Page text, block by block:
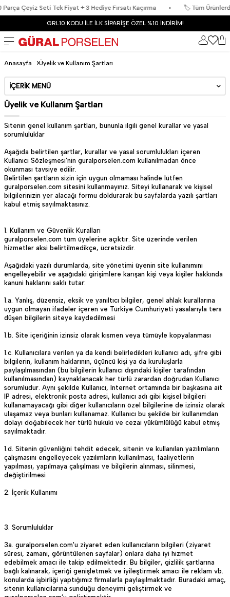
Çeyiz Seti Tek Fiyat + 3 Hediye Fırsatı Kaçırma • 🏷️ Tüm Ürünlerde
GRL10 KODU İLE İLK SİPARİŞE ÖZEL %10 İNDİRİM!
Anasayfa Üyelik ve Kullanım Şartları
İÇERIK MENÜ
Üyelik ve Kullanım Şartları
Sitenin genel kullanım şartları, bununla ilgili genel kurallar ve yasal
sorumluluklar
Aşağıda belirtilen şartlar, kurallar ve yasal sorumlulukları içeren
Kullanıcı Sözleşmesi’nin guralporselen.com kullanılmadan önce
okunması tavsiye edilir.
Belirtilen şartların sizin için uygun olmaması halinde lütfen
guralporselen.com sitesini kullanmayınız. Siteyi kullanarak ve kişisel
bilgilerinizin yer alacağı formu doldurarak bu sayfalarda yazılı şartları
kabul etmiş sayılmaktasınız.
1. Kullanım ve Güvenlik Kuralları
guralporselen.com tüm üyelerine açıktır. Site üzerinde verilen
hizmetler aksi belirtilmedikçe, ücretsizdir.
Aşağıdaki yazılı durumlarda, site yönetimi üyenin site kullanımını
engelleyebilir ve aşağıdaki girişimlere karışan kişi veya kişiler hakkında
kanuni haklarını saklı tutar:
1.a. Yanlış, düzensiz, eksik ve yanıltıcı bilgiler, genel ahlak kurallarına
uygun olmayan ifadeler içeren ve Türkiye Cumhuriyeti yasalarıyla ters
düşen bilgilerin siteye kaydedilmesi
1.b. Site içeriğinin izinsiz olarak kısmen veya tümüyle kopyalanması
1.c. Kullanıcılara verilen ya da kendi belirledikleri kullanıcı adı, şifre gibi
bilgilerin, kullanım haklarının, üçüncü kişi ya da kuruluşlarla
paylaşılmasından (bu bilgilerin kullanıcı dışındaki kişiler tarafından
kullanılmasından) kaynaklanacak her türlü zarardan doğrudan Kullanıcı
sorumludur. Aynı şekilde Kullanıcı, Internet ortamında bir başkasına ait
IP adresi, elektronik posta adresi, kullanıcı adı gibi kişisel bilgileri
kullanamayacağı gibi diğer kullanıcıların özel bilgilerine de izinsiz olarak
ulaşamaz veya bunları kullanamaz. Kullanıcı bu şekilde bir kullanımdan
dolayı doğabilecek her türlü hukuki ve cezai yükümlülüğü kabul etmiş
sayılmaktadır.
1.d. Sitenin güvenliğini tehdit edecek, sitenin ve kullanılan yazılımların
çalışmasını engelleyecek yazılımların kullanılması, faaliyetlerin
yapılması, yapılmaya çalışılması ve bilgilerin alınması, silinmesi,
değiştirilmesi
2. İçerik Kullanımı
3. Sorumluluklar
3a. guralporselen.com'u ziyaret eden kullanıcıların bilgileri (ziyaret
süresi, zamanı, görüntülenen sayfalar) onlara daha iyi hizmet
edebilmek amacı ile takip edilmektedir. Bu bilgiler, gizlilik şartlarına
bağlı kalınarak, içeriği genişletmek ve iyileştirmek amacı ile reklam vb.
konularda işbirliği yaptığımız firmalarla paylaşılmaktadır. Buradaki amaç,
sitenin kullanıcılarına sunduğu deneyimi geliştirmek ve